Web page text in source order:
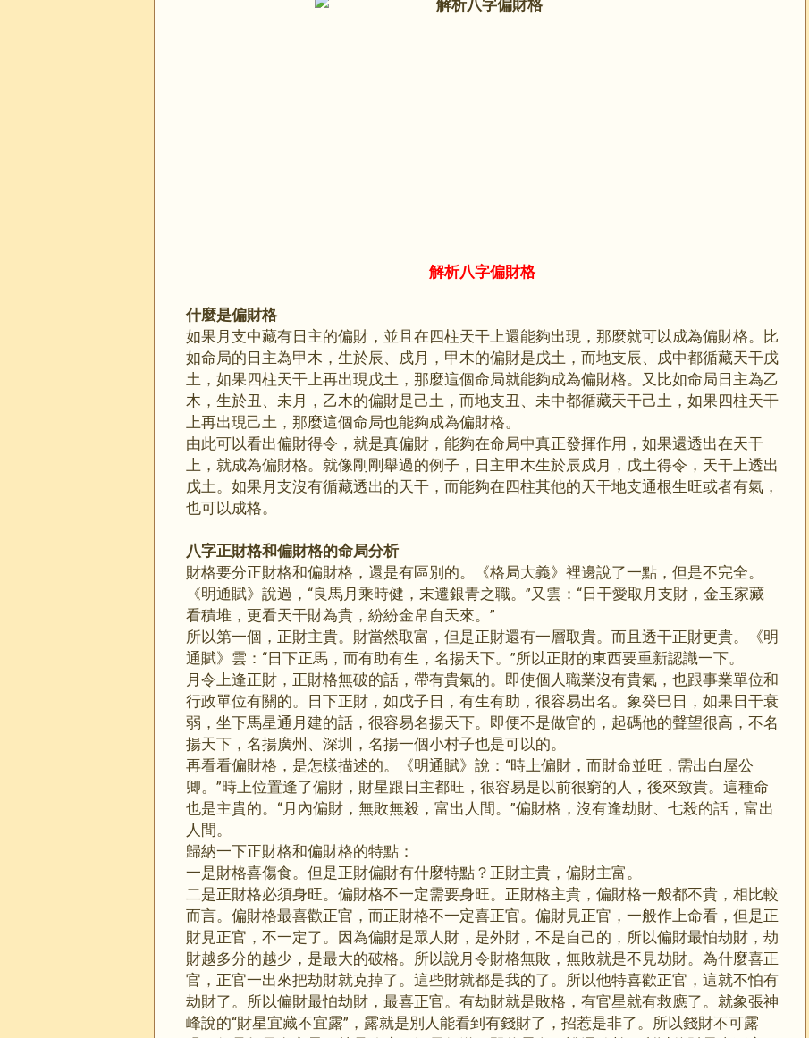
解析八字偏財格
什麼是偏財格
如果月支中藏有日主的偏財，並且在四柱天干上還能夠出現，那麼就可以成為偏財格。比
如命局的日主為甲木，生於辰、戍月，甲木的偏財是戊土，而地支辰、戍中都循藏天干戊
土，如果四柱天干上再出現戊土，那麼這個命局就能夠成為偏財格。又比如命局日主為乙
木，生於丑、未月，乙木的偏財是己土，而地支丑、未中都循藏天干己土，如果四柱天干
上再出現己土，那麼這個命局也能夠成為偏財格。
由此可以看出偏財得令，就是真偏財，能夠在命局中真正發揮作用，如果還透出在天干
上，就成為偏財格。就像剛剛舉過的例子，日主甲木生於辰戍月，戊土得令，天干上透出
戊土。如果月支沒有循藏透出的天干，而能夠在四柱其他的天干地支通根生旺或者有氣，
也可以成格。
八字正財格和偏財格的命局分析
財格要分正財格和偏財格，還是有區別的。《格局大義》裡邊說了一點，但是不完全。
《明通賦》說過，“良馬月乘時健，末遷銀青之職。”又雲：“日干愛取月支財，金玉家藏
看積堆，更看天干財為貴，紛紛金帛自天來。”
所以第一個，正財主貴。財當然取富，但是正財還有一層取貴。而且透干正財更貴。《明
通賦》雲：“日下正馬，而有助有生，名揚天下。”所以正財的東西要重新認識一下。
月令上逢正財，正財格無破的話，帶有貴氣的。即使個人職業沒有貴氣，也跟事業單位和
行政單位有關的。日下正財，如戊子日，有生有助，很容易出名。象癸巳日，如果日干衰
弱，坐下馬星通月建的話，很容易名揚天下。即便不是做官的，起碼他的聲望很高，不名
揚天下，名揚廣州、深圳，名揚一個小村子也是可以的。
再看看偏財格，是怎樣描述的。《明通賦》說：“時上偏財，而財命並旺，需出白屋公
卿。”時上位置逢了偏財，財星跟日主都旺，很容易是以前很窮的人，後來致貴。這種命
也是主貴的。“月內偏財，無敗無殺，富出人間。”偏財格，沒有逢劫財、七殺的話，富出
人間。
歸納一下正財格和偏財格的特點：
一是財格喜傷食。但是正財偏財有什麼特點？正財主貴，偏財主富。
二是正財格必須身旺。偏財格不一定需要身旺。正財格主貴，偏財格一般都不貴，相比較
而言。偏財格最喜歡正官，而正財格不一定喜正官。偏財見正官，一般作上命看，但是正
財見正官，不一定了。因為偏財是眾人財，是外財，不是自己的，所以偏財最怕劫財，劫
財越多分的越少，是最大的破格。所以說月令財格無敗，無敗就是不見劫財。為什麼喜正
官，正官一出來把劫財就克掉了。這些財就都是我的了。所以他特喜歡正官，這就不怕有
劫財了。所以偏財最怕劫財，最喜正官。有劫財就是敗格，有官星就有救應了。就象張神
峰說的“財星宜藏不宜露”，露就是別人能看到有錢財了，招惹是非了。所以錢財不可露